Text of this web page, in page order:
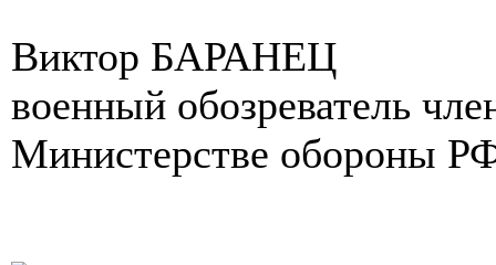
Виктор БАРАНЕЦ
военный обозреватель
Министерстве обороны